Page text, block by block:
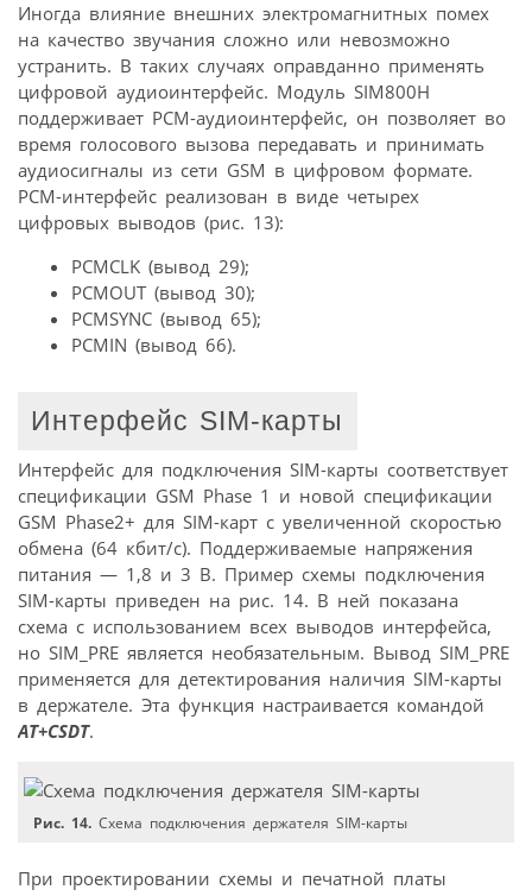
Иногда влияние внешних электромагнитных помех
на качество звучания сложно или невозможно
устранить. В таких случаях оправданно применять
цифровой аудиоинтерфейс. Модуль SIM800H
поддерживает PCM-аудиоинтерфейс, он позволяет во
время голосового вызова передавать и принимать
аудиосигналы из сети GSM в цифровом формате.
PCM-интерфейс реализован в виде четырех
цифровых выводов (рис. 13):
PCMCLK (вывод 29);
PCMOUT (вывод 30);
PCMSYNC (вывод 65);
PCMIN (вывод 66).
Интерфейс SIM-карты
Интерфейс для подключения SIM-карты соответствует
спецификации GSM Phase 1 и новой спецификации
GSM Phase2+ для SIM-карт с увеличенной скоростью
обмена (64 кбит/с). Поддерживаемые напряжения
питания — 1,8 и 3 В. Пример схемы подключения
SIM-карты приведен на рис. 14. В ней показана
схема с использованием всех выводов интерфейса,
но SIM_PRE является необязательным. Вывод SIM_PRE
применяется для детектирования наличия SIM-карты
в держателе. Эта функция настраивается командой
AT+CSDT.
Рис. 14. Схема подключения держателя SIM-карты
При проектировании схемы и печатной платы